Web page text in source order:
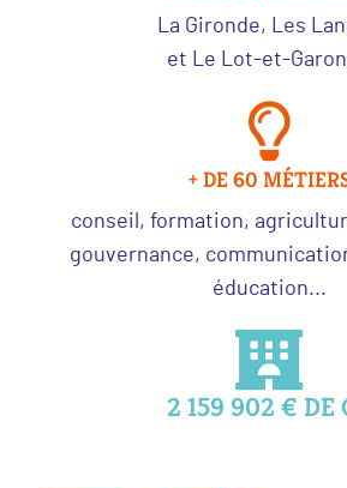
La Gironde, Les
et Le Lot-et-
+ DE 60
conseil, formation,
gouvernance,
éducation...
2 159 902 € DE